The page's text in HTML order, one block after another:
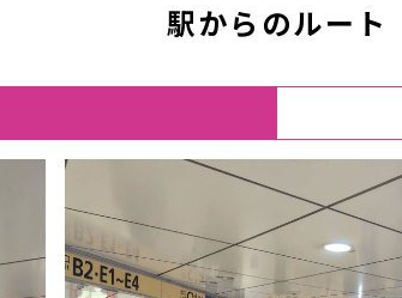
駅からのルート